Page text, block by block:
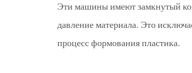
Эти машины имеют замкнутый
давление материала. Это
процесс формования пластика.